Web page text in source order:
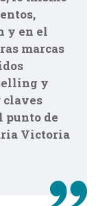
y en el
marcas
y
claves
punto de
Victoria